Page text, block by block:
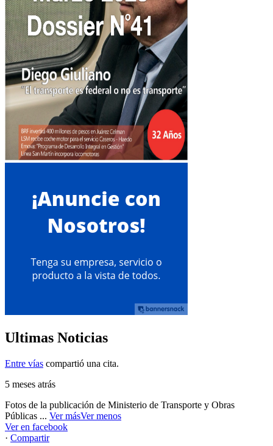
Ultimas Noticias
Entre vías compartió una cita.
5 meses atrás
Fotos de la publicación de Ministerio de Transporte y Obras
Públicas ... Ver másVer menos
Ver en facebook
· Compartir